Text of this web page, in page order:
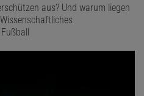
aus? Und warum liegen